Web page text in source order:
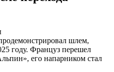
шлем,
году. Француз перешел
его напарником стал